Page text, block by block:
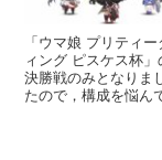
「ウマ娘 プリティ
ィング ピスケス杯
決勝戦のみとなりま
たので，構成を悩ん